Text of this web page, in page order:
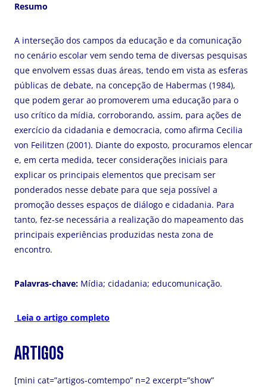
Resumo
A interseção dos campos da educação e da comunicação
no cenário escolar vem sendo tema de diversas pesquisas
que envolvem essas duas áreas, tendo em vista as esferas
públicas de debate, na concepção de Habermas (1984),
que podem gerar ao promoverem uma educação para o
uso crítico da mídia, corroborando, assim, para ações de
exercício da cidadania e democracia, como afirma Cecilia
von Feilitzen (2001). Diante do exposto, procuramos elencar
e, em certa medida, tecer considerações iniciais para
explicar os principais elementos que precisam ser
ponderados nesse debate para que seja possível a
promoção desses espaços de diálogo e cidadania. Para
tanto, fez-se necessária a realização do mapeamento das
principais experiências produzidas nesta zona de
encontro.
Palavras-chave: Mídia; cidadania; educomunicação.
Leia o artigo completo
ARTIGOS
[mini cat=”artigos-comtempo” n=2 excerpt=”show”